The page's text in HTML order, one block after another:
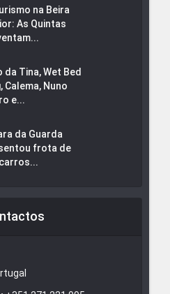
na Beira
As Quintas
da Tina, Wet Bed
Calema, Nuno
e...
da Guarda
frota de